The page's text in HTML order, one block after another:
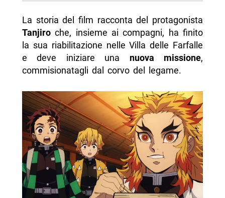
La storia del film racconta del protagonista
Tanjiroche, insieme ai compagni, ha finito
la sua riabilitazione nelle Villa delle Farfalle
e deve iniziare una nuova missione,
commisionatagli dal corvo del legame.